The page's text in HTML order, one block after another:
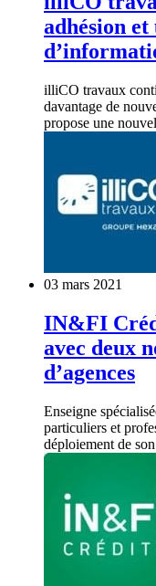
adhésion
illiCO travaux
davantage de
propose une
03 mars 2021
IN&FI
avec deux
d’agences
Enseigne
particuliers et
déploiement de